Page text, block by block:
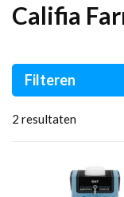
Califia
2 resultaten
Filteren